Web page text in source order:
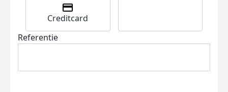
Creditcard
Referentie